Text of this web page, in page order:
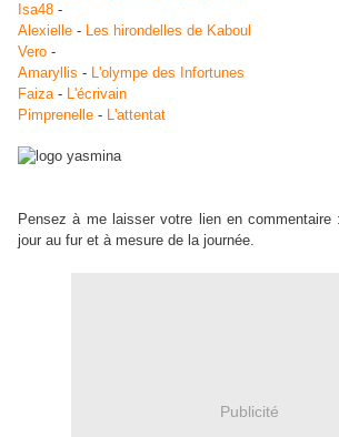
Isa48 -
Alexielle - Les hirondelles de Kaboul
Vero -
Amaryllis - L'olympe des Infortunes
Faiza- L'écrivain
Pimprenelle - L'attentat
Pensez à me laisser votre lien en
jour au fur et à mesure de la journée.
Publicité